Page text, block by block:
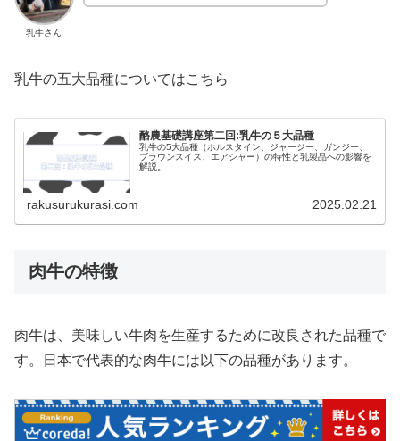
乳牛さん
乳牛の五大品種についてはこちら
酪農基礎講座第二回:乳牛の５大品種
乳牛の5大品種（ホルスタイン、ジャージー、ガンジー、
ブラウンスイス、エアシャー）の特性と乳製品への影響を
解説。
rakusurukurasi.com 2025.02.21
肉牛の特徴
肉牛は、美味しい牛肉を生産するために改良された品種で
す。日本で代表的な肉牛には以下の品種があります。